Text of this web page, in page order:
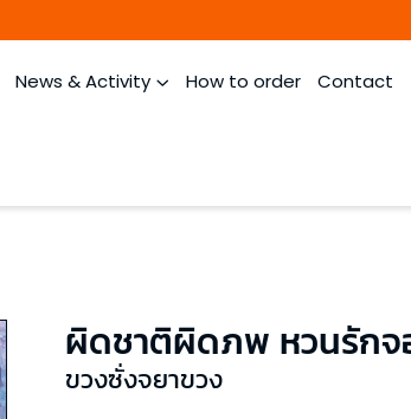
News & Activity How to order Contact
ผิดชาติผิดภพ หวนรักจ
ขวงซั่งจยาขวง